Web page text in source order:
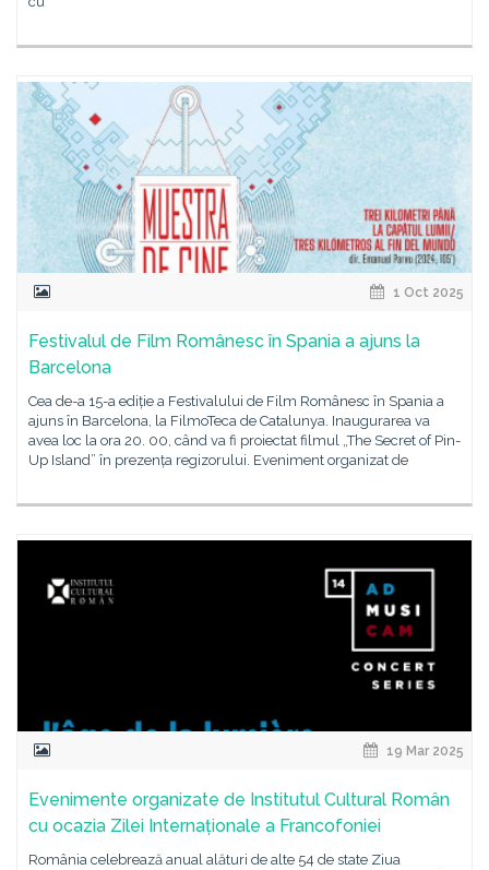
1 Oct 2025
Festivalul de Film Românesc în Spania a ajuns la
Barcelona
Cea de-a 15-a ediție a Festivalului de Film Românesc în Spania a
ajuns în Barcelona, la FilmoTeca de Catalunya. Inaugurarea va
avea loc la ora 20. 00, când va fi proiectat filmul „The Secret of Pin-
Up Island” în prezența regizorului. Eveniment organizat de
19 Mar 2025
Evenimente organizate de Institutul Cultural Român
cu ocazia Zilei Internaționale a Francofoniei
România celebrează anual alături de alte 54 de state Ziua